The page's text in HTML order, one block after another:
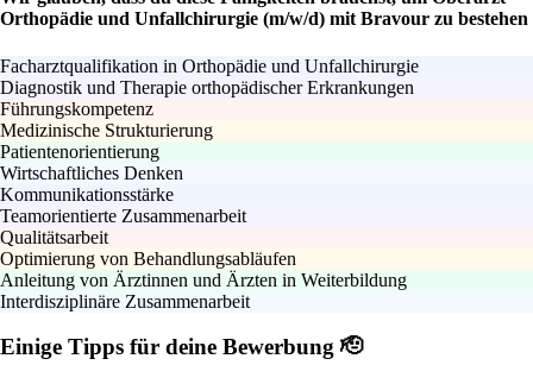
Orthopädie und Unfallchirurgie (m/w/d) mit Bravour zu bestehen
Facharztqualifikation in Orthopädie und Unfallchirurgie
Diagnostik und Therapie orthopädischer Erkrankungen
Führungskompetenz
Medizinische Strukturierung
Patientenorientierung
Wirtschaftliches Denken
Kommunikationsstärke
Teamorientierte Zusammenarbeit
Qualitätsarbeit
Optimierung von Behandlungsabläufen
Anleitung von Ärztinnen und Ärzten in Weiterbildung
Interdisziplinäre Zusammenarbeit
Einige Tipps für deine Bewerbung 🫡